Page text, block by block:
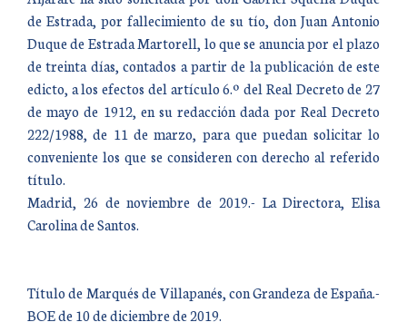
de Estrada, por fallecimiento de su tío, don Juan Antonio
Duque de Estrada Martorell, lo que se anuncia por el plazo
de treinta días, contados a partir de la publicación de este
edicto, a los efectos del artículo 6.º del Real Decreto de 27
de mayo de 1912, en su redacción dada por Real Decreto
222/1988, de 11 de marzo, para que puedan solicitar lo
conveniente los que se consideren con derecho al referido
título.
Madrid, 26 de noviembre de 2019.- La Directora, Elisa
Carolina de Santos.
Título de Marqués de Villapanés, con Grandeza de España.-
BOE de 10 de diciembre de 2019.